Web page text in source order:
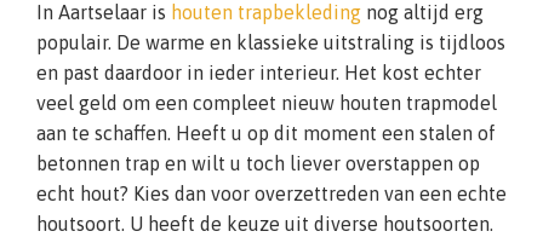
In Aartselaar is houten trapbekleding nog altijd erg
populair. De warme en klassieke uitstraling is tijdloos
en past daardoor in ieder interieur. Het kost echter
veel geld om een compleet nieuw houten trapmodel
aan te schaffen. Heeft u op dit moment een stalen of
betonnen trap en wilt u toch liever overstappen op
echt hout? Kies dan voor overzettreden van een echte
houtsoort. U heeft de keuze uit diverse houtsoorten.